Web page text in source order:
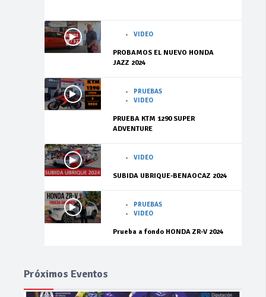
VIDEO
PROBAMOS EL NUEVO HONDA
JAZZ 2024
PRUEBAS
VIDEO
PRUEBA KTM 1290 SUPER
ADVENTURE
VIDEO
SUBIDA UBRIQUE-BENAOCAZ 2024
PRUEBAS
VIDEO
Prueba a fondo HONDA ZR-V 2024
Próximos Eventos